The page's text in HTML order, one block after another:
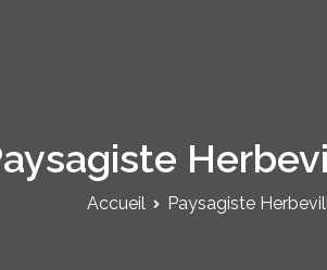
Accueil Paysagiste